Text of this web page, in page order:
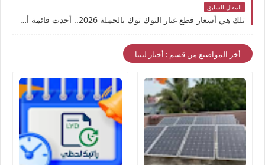
المقال السابق
تلك هي أسعار قطع غيار التوك توك بالجملة 2026.. أحدث قائمة أسعار وأفضل أماكن الشراء للتجار وأصحاب الورش
أخر المواضيع من قسم : أخبار ليبيا